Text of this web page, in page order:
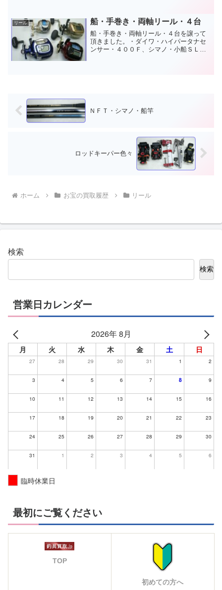
４２ｋｇの「スモールモンスター、シー
ボーグ２００Ｊ」に、アル...
リール 船・手巻き・両軸リール・４台
船・手巻き・両軸リール・４台を譲って
頂きました。・ダイワ・ハイパータナセ
ンサー・４００Ｆ、シマノ・小船ＳＬ
ＮＦＴ・シマノ・船竿
ロッドキーパー色々
ホーム お宝の買取履歴 リール
検索
検索
営業日カレンダー
2026年 8月
月 火 水 木 金 土 日
27 28 29 30 31 1 2
3 4 5 6 7 8 9
10 11 12 13 14 15 16
17 18 19 20 21 22 23
24 25 26 27 28 29 30
31 1 2 3 4 5 6
臨時休業日
最初にご覧ください
TOP
初めての方へ